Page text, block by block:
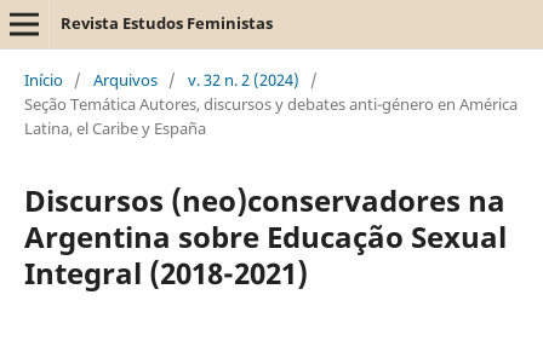
Revista Estudos Feministas
Início / Arquivos / v. 32 n. 2 (2024)
/
Seção Temática Autores, discursos y debates anti-género en América
Latina, el Caribe y España
Discursos (neo)conservadores na
Argentina sobre Educação Sexual
Integral (2018-2021)